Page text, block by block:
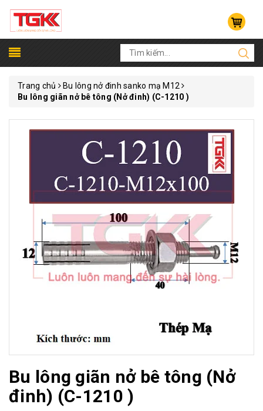
Trang chủ
Bu lông nở đinh sanko mạ M12
Bu lông giãn nở bê tông (Nở đinh) (C-1210 )
Bu lông giãn nở bê tông (Nở
đinh) (C-1210 )